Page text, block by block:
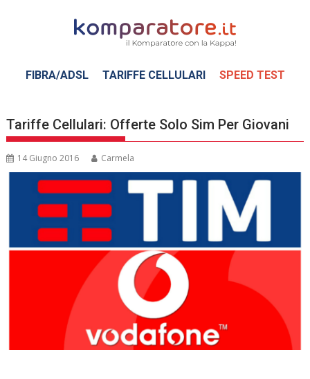
FIBRA/ADSL TARIFFE CELLULARI SPEED TEST
Tariffe Cellulari: Offerte Solo Sim Per Giovani
14 Giugno 2016 Carmela